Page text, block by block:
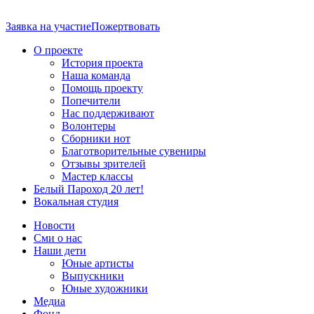
Заявка на участиеПожертвовать
О проекте
История проекта
Наша команда
Помощь проекту
Попечители
Нас поддерживают
Волонтеры
Сборники нот
Благотворительные сувениры
Отзывы зрителей
Мастер классы
Белый Пароход 20 лет!
Вокальная студия
Новости
Сми о нас
Наши дети
Юные артисты
Выпускники
Юные художники
Медиа